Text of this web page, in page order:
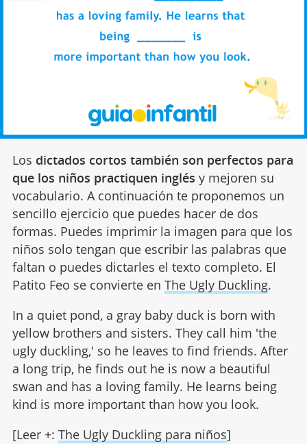
Los dictados cortos también son perfectos para
que los niños practiquen inglés y mejoren su
vocabulario. A continuación te proponemos un
sencillo ejercicio que puedes hacer de dos
formas. Puedes imprimir la imagen para que los
niños solo tengan que escribir las palabras que
faltan o puedes dictarles el texto completo. El
Patito Feo se convierte en The Ugly Duckling.
In a quiet pond, a gray baby duck is born with
yellow brothers and sisters. They call him 'the
ugly duckling,' so he leaves to find friends. After
a long trip, he finds out he is now a beautiful
swan and has a loving family. He learns being
kind is more important than how you look.
[Leer +: The Ugly Duckling para niños]